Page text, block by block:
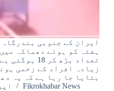
ایران کے جنوبی
ہفتہ کو ہوئے دھماکہ
زیادہ افراد کے زخمی
بتایا جا رہا ہے کہ یہ
Fikrokhabar News
اپریل